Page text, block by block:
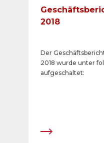
2018
Der
2018 wurde unter
aufgeschaltet: